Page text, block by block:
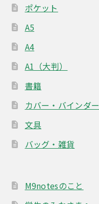
ポケット
A5
A4
A1（大判）
書籍
カバー・バインダー
文具
バッグ・雑貨
M9notesのこと